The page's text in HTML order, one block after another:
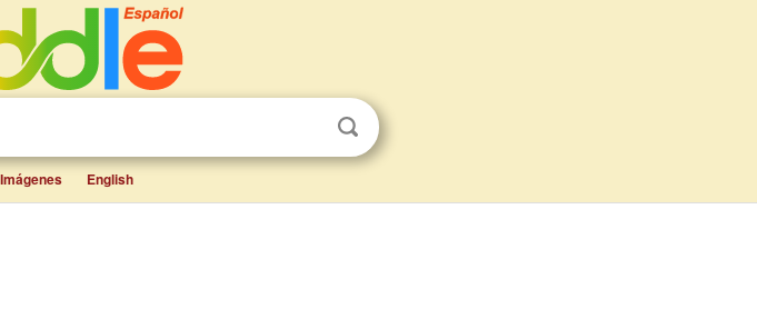
Imágenes English